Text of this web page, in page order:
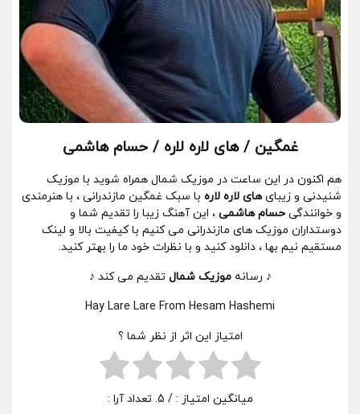
غمگین / های لاره لاره / حسام هاشمی
هم اکنون در این ساعت در موزیک شمال همراه شوید با موزیک
شنیدنی و زیبایهای لاره لاره با سبک غمگین مازندرانی ، با هنرمندی
و خوانندگی حسام هاشمی ، این آهنگ زیبا را تقدیم شما و
دوستداران موزیک های مازندرانی می کنیم با کیفیت بالا و لینک
مستقیم نیم بها ، دانلود کنید و با نظرات خود ما را بهتر کنید.
♪ رسانهموزیک شمال تقدیم می کند ♪
Hay Lare Lare From Hesam Hashemi
امتیاز این اثر از نظر شما ؟
میانگین امتیاز : / 5. تعداد آرا :